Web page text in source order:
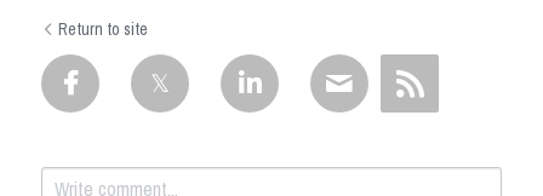
Return to site